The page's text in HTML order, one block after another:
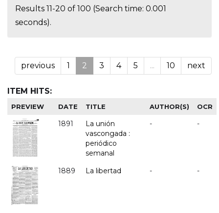
Results 11-20 of 100 (Search time: 0.001
seconds).
previous 1 2 3 4 5 ... 10 next
ITEM HITS:
PREVIEW DATE TITLE AUTHOR(S) OCR
1891
La unión
vascongada :
periódico
semanal
- -
1889 La libertad - -